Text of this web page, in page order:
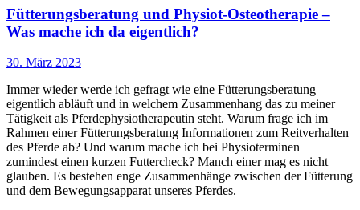
Fütterungsberatung und Physiot-Osteotherapie –
Was mache ich da eigentlich?
30. März 2023
Immer wieder werde ich gefragt wie eine Fütterungsberatung
eigentlich abläuft und in welchem Zusammenhang das zu meiner
Tätigkeit als Pferdephysiotherapeutin steht. Warum frage ich im
Rahmen einer Fütterungsberatung Informationen zum Reitverhalten
des Pferde ab? Und warum mache ich bei Physioterminen
zumindest einen kurzen Futtercheck? Manch einer mag es nicht
glauben. Es bestehen enge Zusammenhänge zwischen der Fütterung
und dem Bewegungsapparat unseres Pferdes.